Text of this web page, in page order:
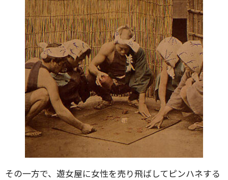
その一方で、遊女屋に女性を売り飛ばしてピンハネする